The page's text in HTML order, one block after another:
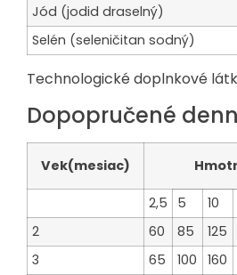
Jód (jodid draselný)
Selén (seleničitan sodný)
Technologické doplnkové
Dopopručené
Vek(mesiac)
2,5 5 10
2
60 85 125
3
65 100 160